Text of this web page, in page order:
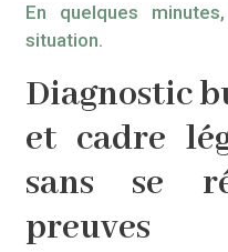
En quelques
situation.
Diagnostic
et cadre
sans se
preuves